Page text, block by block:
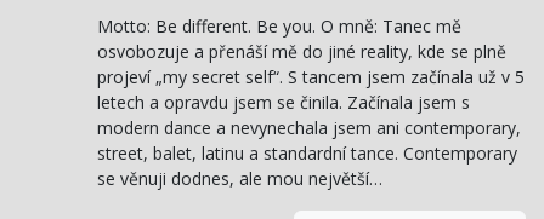
Motto: Be different. Be you. O mně: Tanec mě
osvobozuje a přenáší mě do jiné reality, kde se plně
projeví „my secret self“. S tancem jsem začínala už v 5
letech a opravdu jsem se činila. Začínala jsem s
modern dance a nevynechala jsem ani contemporary,
street, balet, latinu a standardní tance. Contemporary
se věnuji dodnes, ale mou největší…